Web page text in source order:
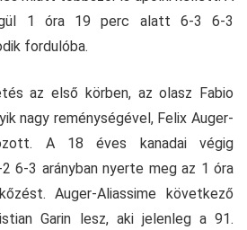
1 óra 19 perc alatt 6-3 6-3
fordulóba.
az első körben, az olasz Fabio
nagy reménységével, Felix Auger-
A 18 éves kanadai végig
6-3 arányban nyerte meg az 1 óra
Auger-Aliassime következő
Garin lesz, aki jelenleg a 91.